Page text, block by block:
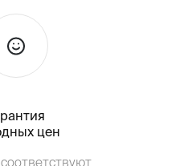
цен